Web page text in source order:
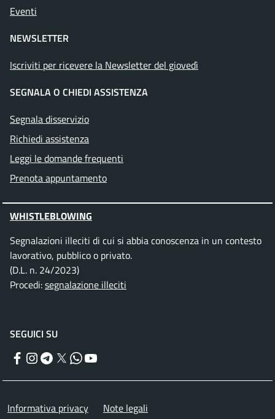
Eventi
NEWSLETTER
Iscriviti per ricevere la Newsletter del giovedì
SEGNALA O CHIEDI ASSISTENZA
Segnala disservizio
Richiedi assistenza
Leggi le domande frequenti
Prenota appuntamento
WHISTLEBLOWING
Segnalazioni illeciti di cui si abbia conoscenza in un contesto
lavorativo, pubblico o privato.
(D.L. n. 24/2023)
Procedi:segnalazione illeciti
SEGUICI SU
Facebook
Instagram
Telegram
TwitterWhatsApp
Menu piè di pagina
Informativa privacy Note legali